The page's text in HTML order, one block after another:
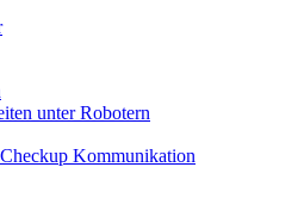
unter Robotern
Kommunikation